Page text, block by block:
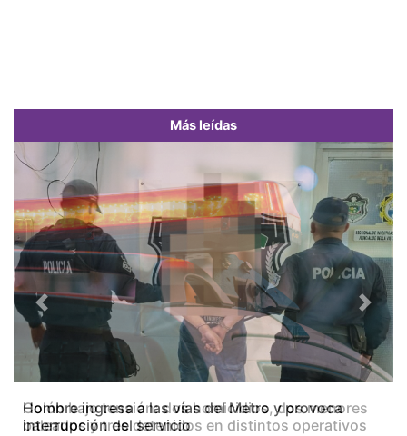
Más leídas
Colón bajo tensión: dos homicidios, dos menores
baleados y tres detenidos en distintos operativos
Previous Next